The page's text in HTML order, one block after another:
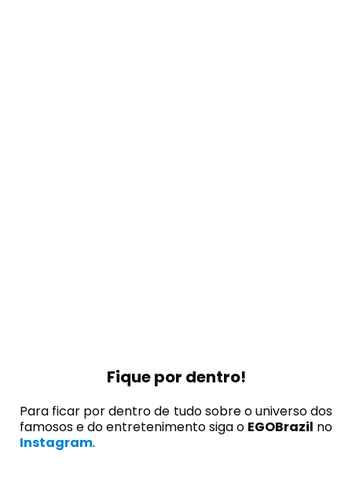
Fique por dentro!
Para ficar por dentro de tudo sobre o universo dos
famosos e do entretenimento siga o EGOBrazil no
Instagram.